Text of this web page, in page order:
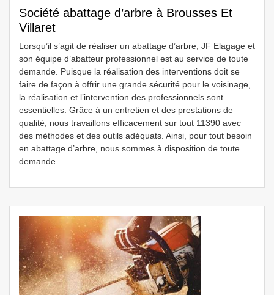
Société abattage d’arbre à Brousses Et
Villaret
Lorsqu’il s’agit de réaliser un abattage d’arbre, JF Elagage et
son équipe d’abatteur professionnel est au service de toute
demande. Puisque la réalisation des interventions doit se
faire de façon à offrir une grande sécurité pour le voisinage,
la réalisation et l’intervention des professionnels sont
essentielles. Grâce à un entretien et des prestations de
qualité, nous travaillons efficacement sur tout 11390 avec
des méthodes et des outils adéquats. Ainsi, pour tout besoin
en abattage d’arbre, nous sommes à disposition de toute
demande.